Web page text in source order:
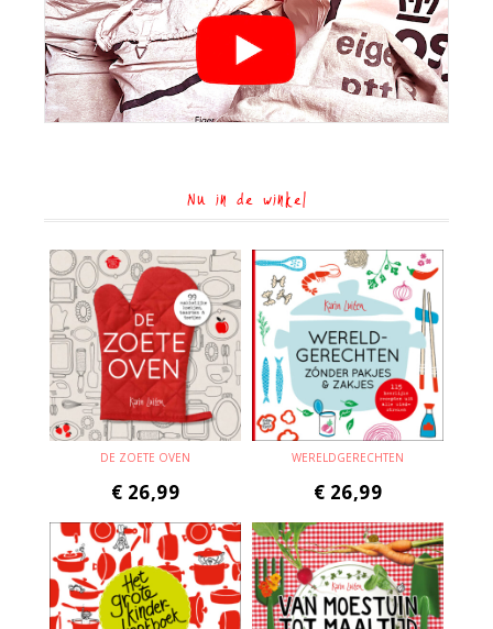
Nu in de winkel
DE ZOETE OVEN
€ 26,99
WERELDGERECHTEN
€ 26,99